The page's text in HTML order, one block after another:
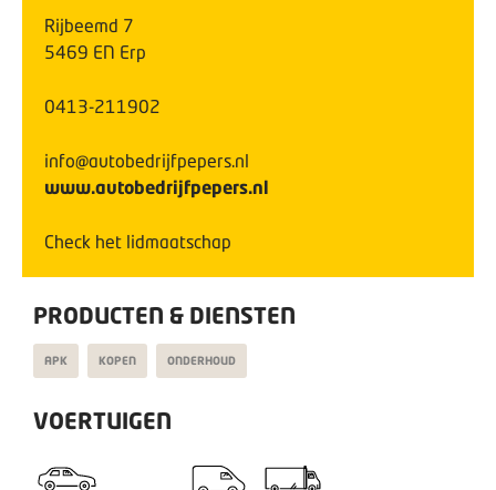
Rijbeemd 7
5469 EN Erp
0413-211902
info@autobedrijfpepers.nl
www.autobedrijfpepers.nl
Check het lidmaatschap
PRODUCTEN & DIENSTEN
APK KOPEN ONDERHOUD
VOERTUIGEN